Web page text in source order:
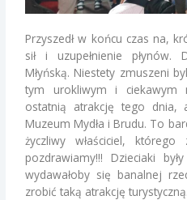
Przyszedł w końcu czas na,
sił i uzupełnienie płynów.
Młyńską. Niestety zmuszeni
tym urokliwym i ciekawym
ostatnią atrakcję tego dnia,
Muzeum Mydła i Brudu. To
życzliwy właściciel,
pozdrawiamy!!! Dzieciaki
wydawałoby się banalnej
zrobić taką atrakcję turystyczną.